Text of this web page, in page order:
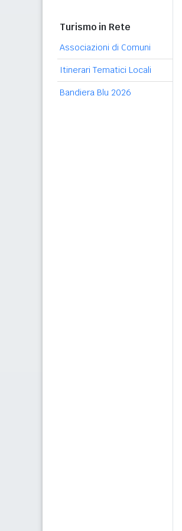
Turismo in Rete
Associazioni di Comuni
Itinerari Tematici Locali
Bandiera Blu 2026